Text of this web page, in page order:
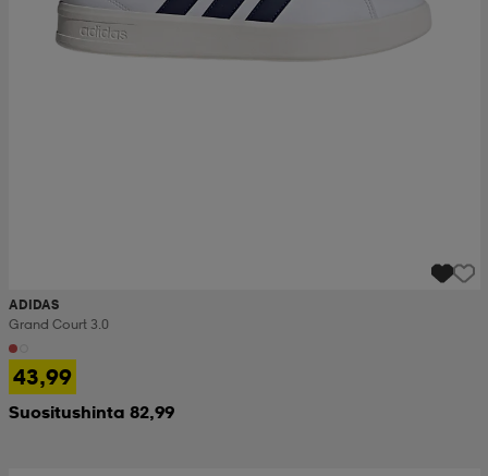
ADIDAS
Grand Court 3.0
43,99
Suositushinta 82,99